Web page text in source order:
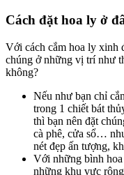
Cách đặt hoa ly ở
Với cách cắm hoa ly xinh
chúng ở những vị trí như
không?
Nếu như bạn chỉ
trong 1 chiết bát
thì bạn nên đặt
cà phê, cửa sổ…
nét đẹp ấn tượng,
Với những bình
những khu vực